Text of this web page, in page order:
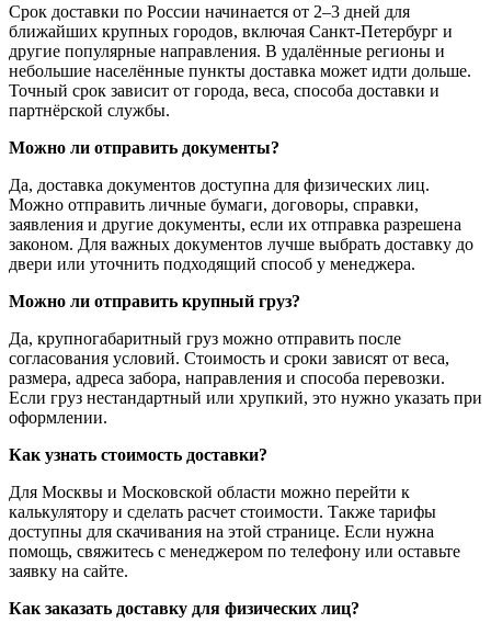
Срок доставки по России начинается от 2–3 дней для
ближайших крупных городов, включая Санкт-Петербург и
другие популярные направления. В удалённые регионы и
небольшие населённые пункты доставка может идти дольше.
Точный срок зависит от города, веса, способа доставки и
партнёрской службы.
Можно ли отправить документы?
Да, доставка документов доступна для физических лиц.
Можно отправить личные бумаги, договоры, справки,
заявления и другие документы, если их отправка разрешена
законом. Для важных документов лучше выбрать доставку до
двери или уточнить подходящий способ у менеджера.
Можно ли отправить крупный груз?
Да, крупногабаритный груз можно отправить после
согласования условий. Стоимость и сроки зависят от веса,
размера, адреса забора, направления и способа перевозки.
Если груз нестандартный или хрупкий, это нужно указать при
оформлении.
Как узнать стоимость доставки?
Для Москвы и Московской области можно перейти к
калькулятору и сделать расчет стоимости. Также тарифы
доступны для скачивания на этой странице. Если нужна
помощь, свяжитесь с менеджером по телефону или оставьте
заявку на сайте.
Как заказать доставку для физических лиц?